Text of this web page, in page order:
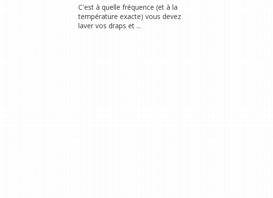
C'est à quelle fréquence (et à la
température exacte) vous devez
laver vos draps et ...